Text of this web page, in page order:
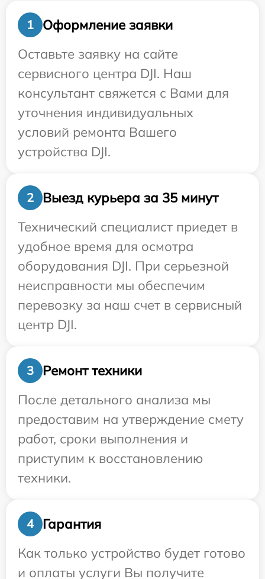
1
Оформление заявки
Оставьте заявку на сайте
сервисного центра DJI. Наш
консультант свяжется с Вами для
уточнения индивидуальных
условий ремонта Вашего
устройства DJI.
2
Выезд курьера за 35 минут
Технический специалист приедет в
удобное время для осмотра
оборудования DJI. При серьезной
неисправности мы обеспечим
перевозку за наш счет в сервисный
центр DJI.
3
Ремонт техники
После детального анализа мы
предоставим на утверждение смету
работ, сроки выполнения и
приступим к восстановлению
техники.
4
Гарантия
Как только устройство будет готово
и оплаты услуги Вы получите